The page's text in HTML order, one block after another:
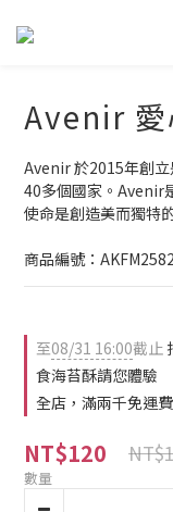
Avenir 愛
Avenir 於2015年創
40多個國家。Avenir
使命是創造美而獨特
商品編號：
至08/31 16:00截止
食海苔酥請您體驗
全店，滿兩千免運費
NT$120
數量